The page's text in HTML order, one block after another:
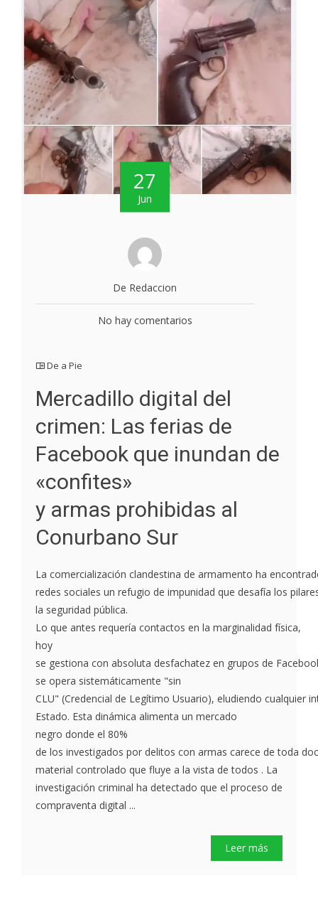
27
Jun
De Redaccion
No hay comentarios
De a Pie
Mercadillo digital del
crimen: Las ferias de
Facebook que inundan de
«confites»
y armas prohibidas al
Conurbano Sur
La comercialización clandestina de armamento ha
redes sociales un refugio de impunidad que desafía los
la seguridad pública.
Lo que antes requería contactos en la marginalidad física,
hoy
se gestiona con absoluta desfachatez en grupos de
se opera sistemáticamente "sin
CLU" (Credencial de Legítimo Usuario), eludiendo cualquier
Estado. Esta dinámica alimenta un mercado
negro donde el 80%
de los investigados por delitos con armas carece de toda
material controlado que fluye a la vista de todos . La
investigación criminal ha detectado que el proceso de
compraventa digital ...
Leer más